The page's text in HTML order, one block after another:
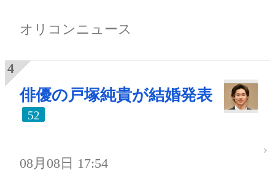
オリコンニュース
俳優の戸塚純貴が結婚発表
52
08月08日 17:54